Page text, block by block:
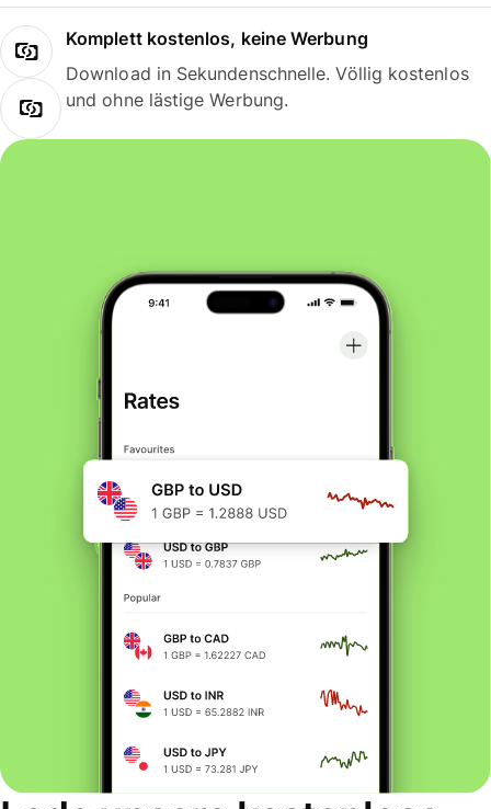
Komplett kostenlos, keine Werbung
Download in Sekundenschnelle. Völlig kostenlos
und ohne lästige Werbung.